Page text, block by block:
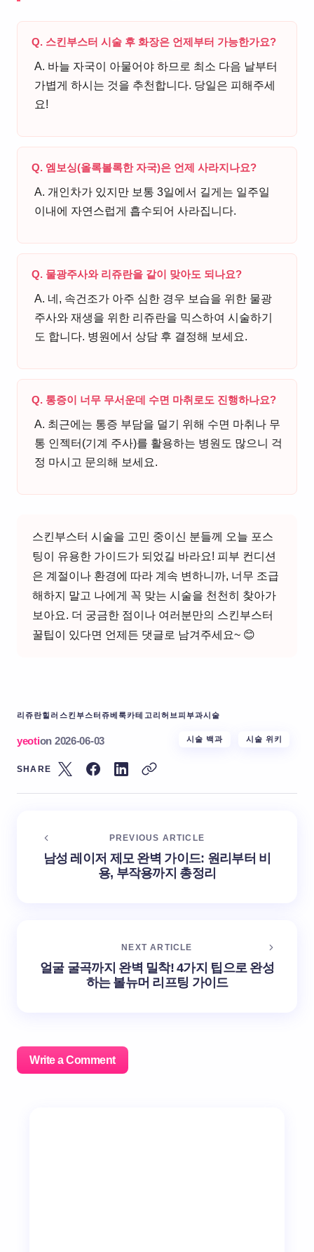
Q. 스킨부스터 시술 후 화장은 언제부터 가능한가요?
A. 바늘 자국이 아물어야 하므로 최소 다음 날부터
가볍게 하시는 것을 추천합니다. 당일은 피해주세
요!
Q. 엠보싱(올록볼록한 자국)은 언제 사라지나요?
A. 개인차가 있지만 보통 3일에서 길게는 일주일
이내에 자연스럽게 흡수되어 사라집니다.
Q. 물광주사와 리쥬란을 같이 맞아도 되나요?
A. 네, 속건조가 아주 심한 경우 보습을 위한 물광
주사와 재생을 위한 리쥬란을 믹스하여 시술하기
도 합니다. 병원에서 상담 후 결정해 보세요.
Q. 통증이 너무 무서운데 수면 마취로도 진행하나요?
A. 최근에는 통증 부담을 덜기 위해 수면 마취나 무
통 인젝터(기계 주사)를 활용하는 병원도 많으니 걱
정 마시고 문의해 보세요.
스킨부스터 시술을 고민 중이신 분들께 오늘 포스
팅이 유용한 가이드가 되었길 바라요! 피부 컨디션
은 계절이나 환경에 따라 계속 변하니까, 너무 조급
해하지 말고 나에게 꼭 맞는 시술을 천천히 찾아가
보아요. 더 궁금한 점이나 여러분만의 스킨부스터
꿀팁이 있다면 언제든 댓글로 남겨주세요~ 😊
리쥬란힐러 스킨부스터쥬베룩카테고리허브피부과시술
yeotion 2026-06-03 시술 백과 시술 위키
SHARE
PREVIOUS ARTICLE
남성 레이저 제모 완벽 가이드: 원리부터 비
용, 부작용까지 총정리
NEXT ARTICLE
얼굴 굴곡까지 완벽 밀착! 4가지 팁으로 완성
하는 볼뉴머 리프팅 가이드
Write a Comment